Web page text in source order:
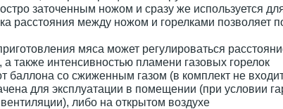
заточенным ножом и сразу же используется
расстояния между ножом и горелками позволяет
мяса может регулироваться
а также интенсивностью пламени газовых горелок
баллона со сжиженным газом (в комплект не
для эксплуатации в помещении (при условии
либо на открытом воздухе